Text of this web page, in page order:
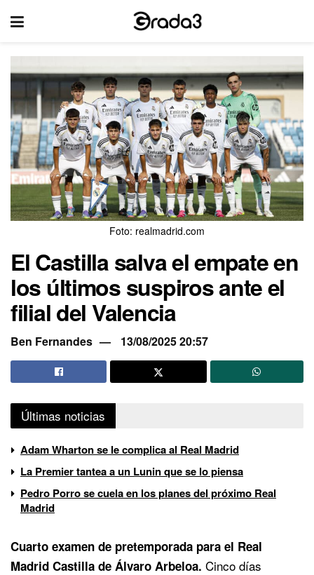
Foto: realmadrid.com
El Castilla salva el empate en
los últimos suspiros ante el
filial del Valencia
Ben Fernandes 13/08/2025 20:57
Últimas noticias
Adam Wharton se le complica al Real Madrid
La Premier tantea a un Lunin que se lo piensa
Pedro Porro se cuela en los planes del próximo Real
Madrid
Cuarto examen de pretemporada para el Real
Madrid Castilla de Álvaro Arbeloa. Cinco días